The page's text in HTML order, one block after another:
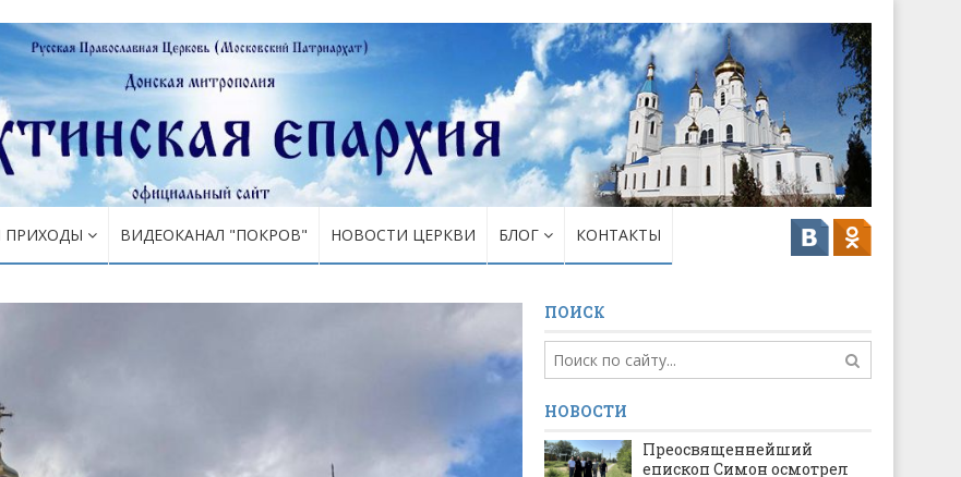
ПРИХОДЫ ВИДЕОКАНАЛ "ПОКРОВ" НОВОСТИ ЦЕРКВИ БЛОГ КОНТАКТЫ
ПОИСК
НОВОСТИ
Преосвященнейший
епископ Симон осмотрел